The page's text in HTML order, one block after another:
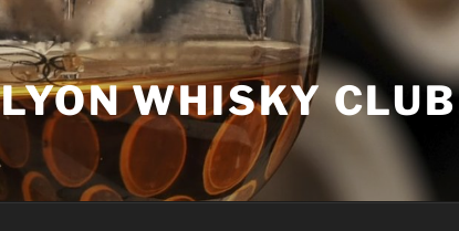
LYON WHISKY CLUB